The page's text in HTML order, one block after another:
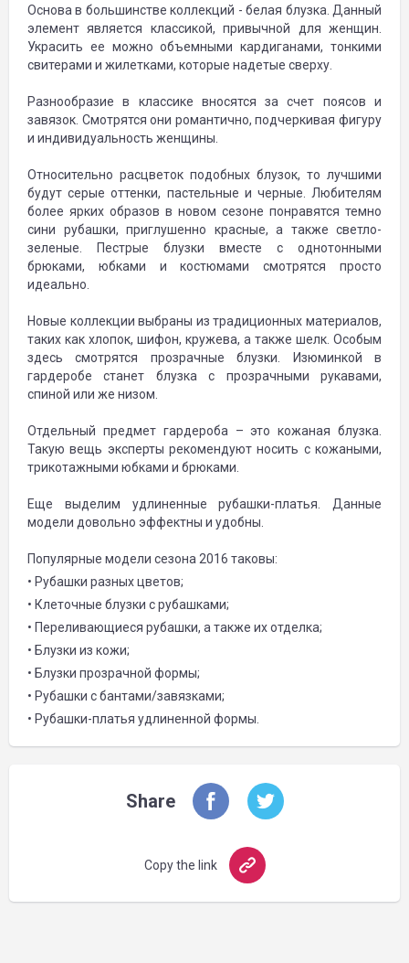
Основа в большинстве коллекций - белая блузка. Данный
элемент является классикой, привычной для женщин.
Украсить ее можно объемными кардиганами, тонкими
свитерами и жилетками, которые надетые сверху.
Разнообразие в классике вносятся за счет поясов и
завязок. Смотрятся они романтично, подчеркивая фигуру
и индивидуальность женщины.
Относительно расцветок подобных блузок, то лучшими
будут серые оттенки, пастельные и черные. Любителям
более ярких образов в новом сезоне понравятся темно
сини рубашки, приглушенно красные, а также светло-
зеленые. Пестрые блузки вместе с однотонными
брюками, юбками и костюмами смотрятся просто
идеально.
Новые коллекции выбраны из традиционных материалов,
таких как хлопок, шифон, кружева, а также шелк. Особым
здесь смотрятся прозрачные блузки. Изюминкой в
гардеробе станет блузка с прозрачными рукавами,
спиной или же низом.
Отдельный предмет гардероба – это кожаная блузка.
Такую вещь эксперты рекомендуют носить с кожаными,
трикотажными юбками и брюками.
Еще выделим удлиненные рубашки-платья. Данные
модели довольно эффектны и удобны.
Популярные модели сезона 2016 таковы:
• Рубашки разных цветов;
• Клеточные блузки с рубашками;
• Переливающиеся рубашки, а также их отделка;
• Блузки из кожи;
• Блузки прозрачной формы;
• Рубашки с бантами/завязками;
• Рубашки-платья удлиненной формы.
Share
Copy the link